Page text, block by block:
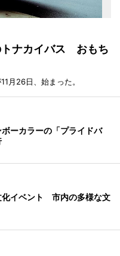
トナカイバス おもち
月26日、始まった。
ーカラーの「プライドバ
化イベント 市内の多様な文